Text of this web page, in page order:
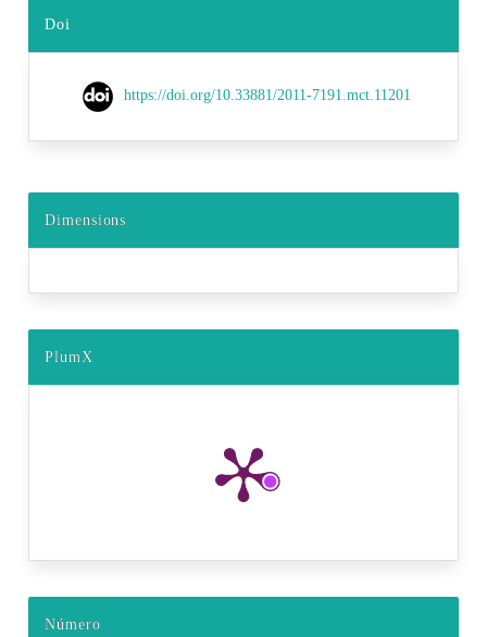
Doi
https://doi.org/10.33881/2011-7191.mct.11201
Dimensions
PlumX
Número